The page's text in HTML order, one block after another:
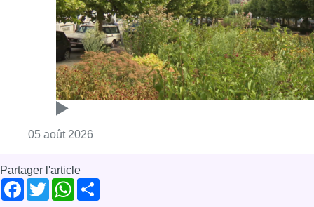
05 août 2026
Partager l'article
Facebook
TwitterWhatsApp